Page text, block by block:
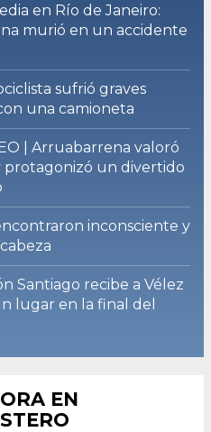
en Río de Janeiro:
murió en un accidente
sufrió graves
una camioneta
| Arruabarrena valoró
protagonizó un divertido
inconsciente y
Santiago recibe a Vélez
lugar en la final del
EN